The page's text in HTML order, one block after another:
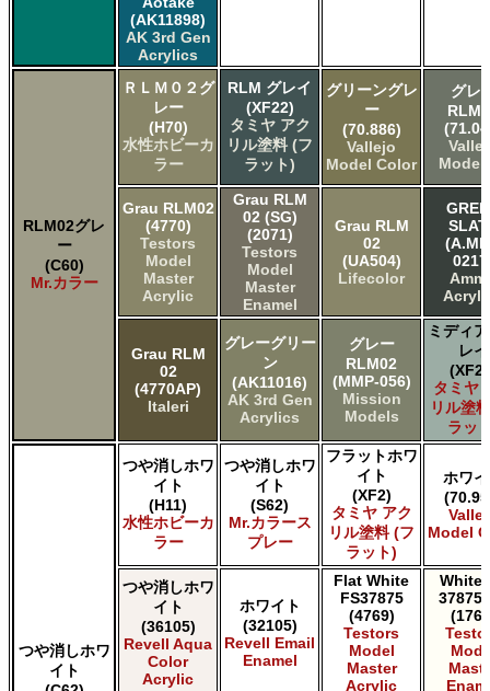
(AK11898)
AK 3rd Gen
Acrylics
RLM02グレ
ー
(C60)
Mr.カラー
ＲＬＭ０２グ
レー
(H70)
水性ホビーカ
ラー
RLM グレイ
(XF22)
タミヤ アク
リル塗料 (フ
ラット)
グリーングレ
ー
(70.886)
Vallejo
Model Color
グレ
Model
Grau RLM02
(4770)
Testors
Model
Master
Acrylic
Grau RLM
02 (SG)
(2071)
Testors
Model
Master
Enamel
Grau RLM
02
(UA504)
Lifecolor
Grau RLM
02
(4770AP)
Italeri
グレーグリー
ン
(AK11016)
AK 3rd Gen
Acrylics
グレー
RLM02
(MMP-056)
Mission
Models
ミディ
レイ
タミヤ
リル塗
ラッ
つや消しホワ
イト
つや消しホワ
イト
(H11)
水性ホビーカ
ラー
つや消しホワ
イト
(S62)
Mr.カラース
プレー
フラットホワ
イト
(XF2)
タミヤ アク
リル塗料 (フ
ラット)
ホワ
Model
つや消しホワ
イト
(36105)
Revell Aqua
Color
Acrylic
ホワイト
(32105)
Revell Email
Enamel
Flat White
FS37875
(4769)
Testors
Model
Master
Acrylic
White
37875